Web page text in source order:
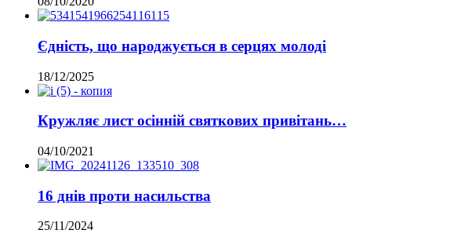
Єдність, що народжується в серцях молоді
18/12/2025
Кружляє лист осінній святкових привітань…
04/10/2021
16 днів проти насильства
25/11/2024